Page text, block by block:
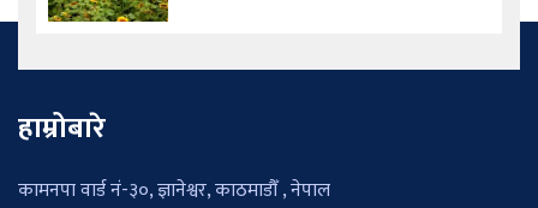
हाम्रोबारे
कामनपा वार्ड नं-३०, ज्ञानेश्वर, काठमाडौँ , नेपाल